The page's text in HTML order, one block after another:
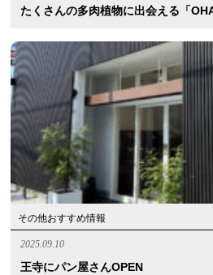
たくさんの多肉植物に出会える「
その他おすすめ情報
2025.09.10
王寺にパン屋さんOPEN